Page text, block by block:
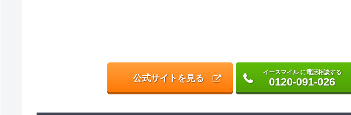
公式サイトを見る
イースマイル に電話相談する
0120-091-026